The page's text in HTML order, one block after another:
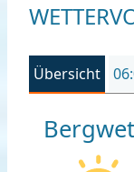
Übersicht